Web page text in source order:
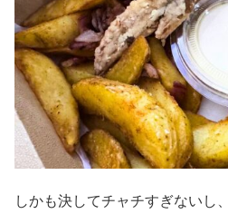
しかも決してチャチすぎないし